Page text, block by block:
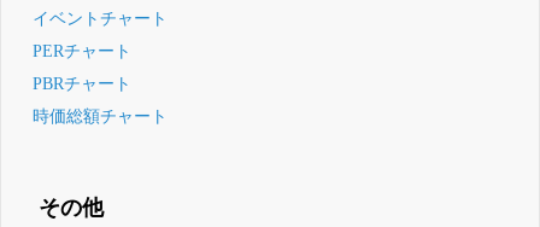
イベントチャート
PERチャート
PBRチャート
時価総額チャート
その他